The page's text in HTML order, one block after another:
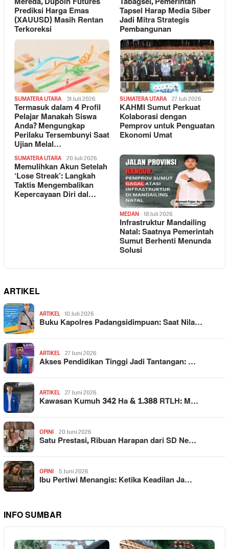
Prediksi Harga Emas
(XAUUSD) Masih Rentan
Terkoreksi
Tapsel Harap Media Siber
Jadi Mitra Strategis
Pembangunan
SUMATERA UTARA 31 Juli 2026
Termasuk dalam 4 Profil
Pelajar Manakah Siswa
Anda? Mengungkap
Perilaku Tersembunyi Saat
Ujian Melal…
SUMATERA UTARA 27 Juli 2026
KAHMI Sumut Perkuat
Kolaborasi dengan
Pemprov untuk Penguatan
Ekonomi Umat
SUMATERA UTARA 20 Juli 2026
Memulihkan Akun Setelah
‘Lose Streak’: Langkah
Taktis Mengembalikan
Kepercayaan Diri dal…
MEDAN 18 Juli 2026
Infrastruktur Mandailing
Natal: Saatnya Pemerintah
Sumut Berhenti Menunda
Solusi
ARTIKEL
ARTIKEL 10 Juli 2026
Buku Kapolres Padangsidimpuan: Saat Nila…
ARTIKEL 27 Juni 2026
Akses Pendidikan Tinggi Jadi Tantangan: …
ARTIKEL 27 Juni 2026
Kawasan Kumuh 342 Ha & 1.388 RTLH: M…
OPINI 20 Juni 2026
Satu Prestasi, Ribuan Harapan dari SD Ne…
OPINI 5 Juni 2026
Ibu Pertiwi Menangis: Ketika Keadilan Ja…
INFO SUMBAR